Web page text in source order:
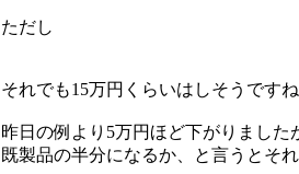
ただし
それでも15万円くらいはしそうですね
昨日の例より5万円ほど下がりました
既製品の半分になるか、と言うとそ